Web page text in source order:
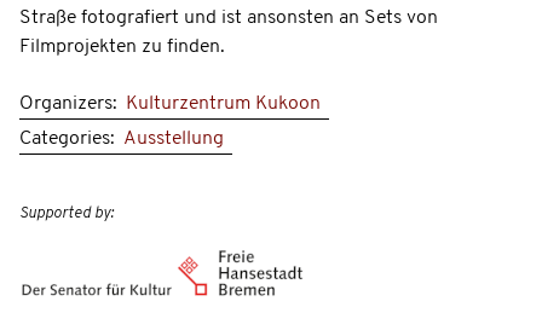
Straße fotografiert und ist ansonsten an Sets von
Filmprojekten zu finden.
Organizers:
Kulturzentrum Kukoon
Categories: Ausstellung
Supported by: